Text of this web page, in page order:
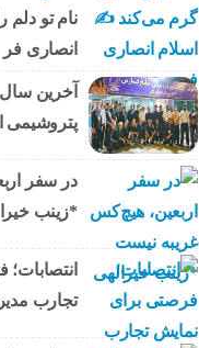
نام تو
انصاری فر
آخرین
پتروشیمی
در سفر
*زینب
تجارب